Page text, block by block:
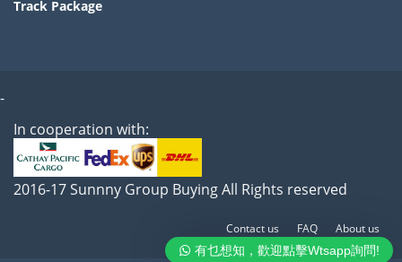
有乜想知，歡迎點擊Wtsapp詢問!
Track Package
-
In cooperation with:
2016-17 Sunnny Group Buying All Rights reserved
Contact us FAQ About us